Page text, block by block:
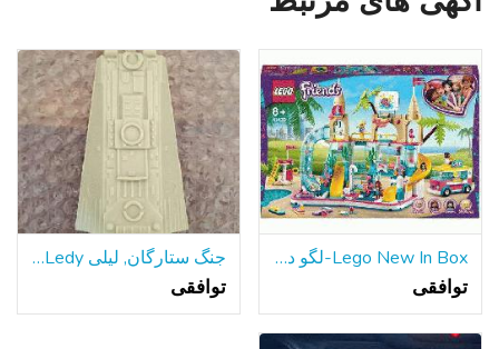
Lego New In Box-لگو دوستان تابستان سرگرم کننده پارک آبی
توافقی
جنگ ستارگان, لیلی Ledy هزاره فالکون سطح شیب دار قسمت 1979
توافقی